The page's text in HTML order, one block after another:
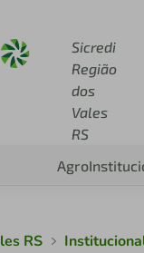
Sicredi
Região
dos
Vales
RS
Agro
RS